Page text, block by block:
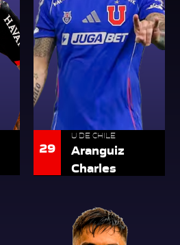
29
U DE CHILE
Aranguiz
Charles